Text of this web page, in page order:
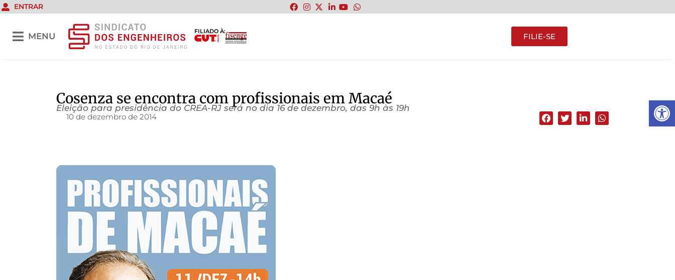
Abrir
ENTRAR
MENU
FILIADO À:
FILIE-SE
Cosenza se encontra com profissionais em Macaé
Eleição para presidência do CREA-RJ será no dia 16 de dezembro, das 9h às 19h
10 de dezembro de 2014